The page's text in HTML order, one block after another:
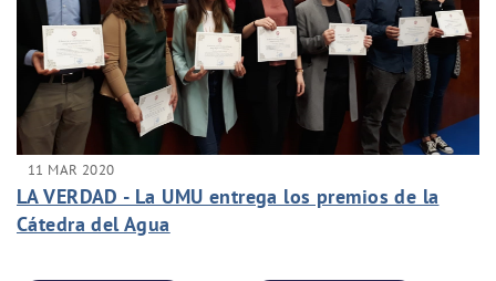
11 MAR 2020
LA VERDAD - La UMU entrega los premios de la
Cátedra del Agua